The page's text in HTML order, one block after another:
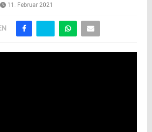
11. Februar 2021